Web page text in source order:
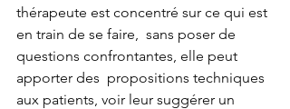
thérapeute est concentré sur ce qui est
en train de se faire,  sans poser de
questions confrontantes, elle peut
apporter des  propositions techniques
aux patients, voir leur suggérer un